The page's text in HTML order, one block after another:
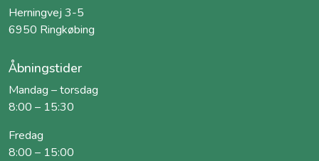
Herningvej 3-5
6950 Ringkøbing
Åbningstider
Mandag – torsdag
8:00 – 15:30
Fredag
8:00 – 15:00